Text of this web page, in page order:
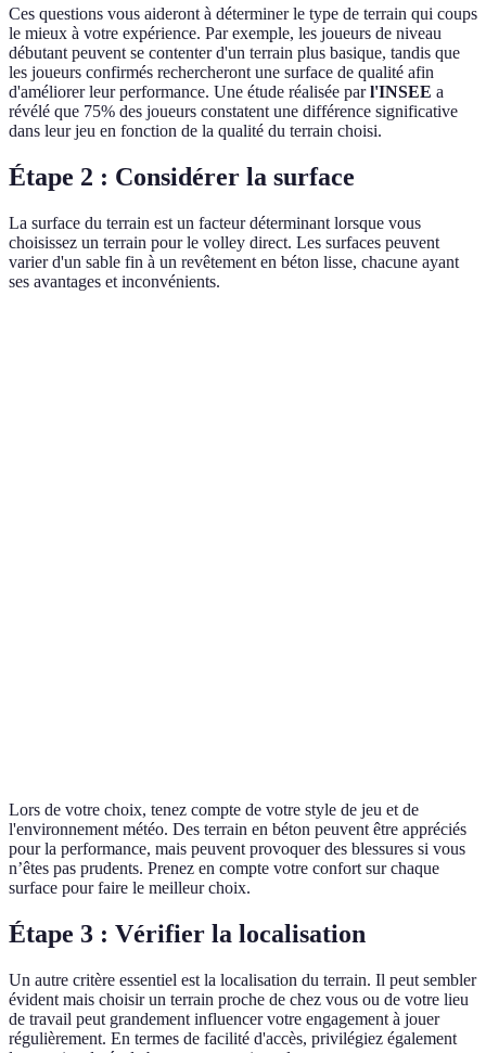
Ces questions vous aideront à déterminer le type de terrain qui coups
le mieux à votre expérience. Par exemple, les joueurs de niveau
débutant peuvent se contenter d'un terrain plus basique, tandis que
les joueurs confirmés rechercheront une surface de qualité afin
d'améliorer leur performance. Une étude réalisée parl'INSEE a
révélé que 75% des joueurs constatent une différence significative
dans leur jeu en fonction de la qualité du terrain choisi.
Étape 2 : Considérer la surface
La surface du terrain est un facteur déterminant lorsque vous
choisissez un terrain pour le volley direct. Les surfaces peuvent
varier d'un sable fin à un revêtement en béton lisse, chacune ayant
ses avantages et inconvénients.
Lors de votre choix, tenez compte de votre style de jeu et de
l'environnement météo. Des terrain en béton peuvent être appréciés
pour la performance, mais peuvent provoquer des blessures si vous
n’êtes pas prudents. Prenez en compte votre confort sur chaque
surface pour faire le meilleur choix.
Étape 3 : Vérifier la localisation
Un autre critère essentiel est la localisation du terrain. Il peut sembler
évident mais choisir un terrain proche de chez vous ou de votre lieu
de travail peut grandement influencer votre engagement à jouer
régulièrement. En termes de facilité d'accès, privilégiez également